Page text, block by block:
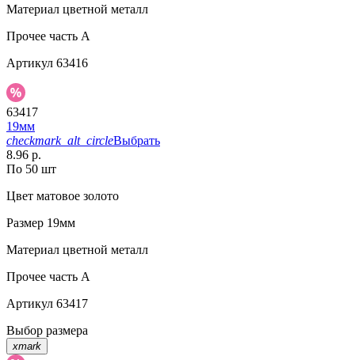
Материал цветной металл
Прочее часть A
Артикул 63416
63417
19мм
checkmark_alt_circleВыбрать
8.96 р.
По 50 шт
Цвет матовое золото
Размер 19мм
Материал цветной металл
Прочее часть A
Артикул 63417
Выбор размера
xmark